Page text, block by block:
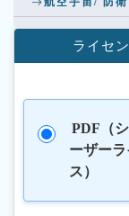
ライセ
PDF（
ーザー
ス）